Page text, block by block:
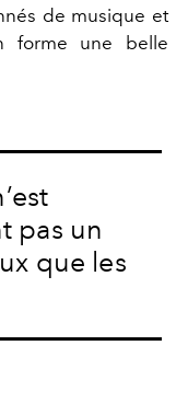
de musique et
forme une belle
pas un
que les